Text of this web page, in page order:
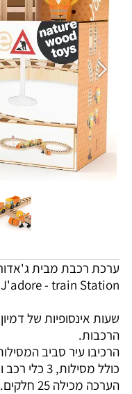
ערכת רכבת מבית
J'adore - train Station
שעות אינסופיות של
הרכבות.
הרכיבו עיר סביב
כולל מסילות, 3 כלי רכב וסימני מסילה.
הערכה מכילה 25 חלקים.